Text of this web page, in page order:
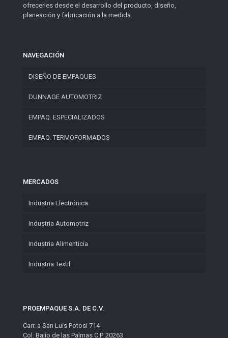
ofrecerles desde el desarrollo del producto, diseño,
planeación y fabricación a la medida.
NAVEGACIÓN
DISEÑO DE EMPAQUES
DUNNAGE AUTOMOTRIZ
EMPAQ. ESPECIALIZADOS
EMPAQ. TERMOFORMADOS
MERCADOS
Industria Electrónica
Industria Automotriz
Industria Alimenticia
Industria Textil
PROEMPAQUE S.A. DE C.V.
Carr. a San Luis Potosi 714
Col. Bajío de las Palmas C.P. 20263